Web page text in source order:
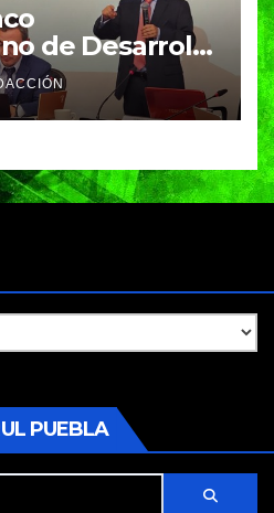
de Desarrollo
BUAP para
PUEBLA